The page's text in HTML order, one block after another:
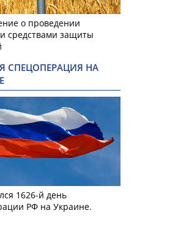
о проведении
средствами защиты
СПЕЦОПЕРАЦИЯ НА
1626-й день
РФ на Украине.